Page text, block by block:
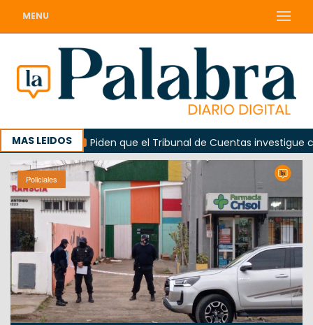
MENU
MAS LEIDOSPiden que el Tribunal de Cuentas investigue
Policiales